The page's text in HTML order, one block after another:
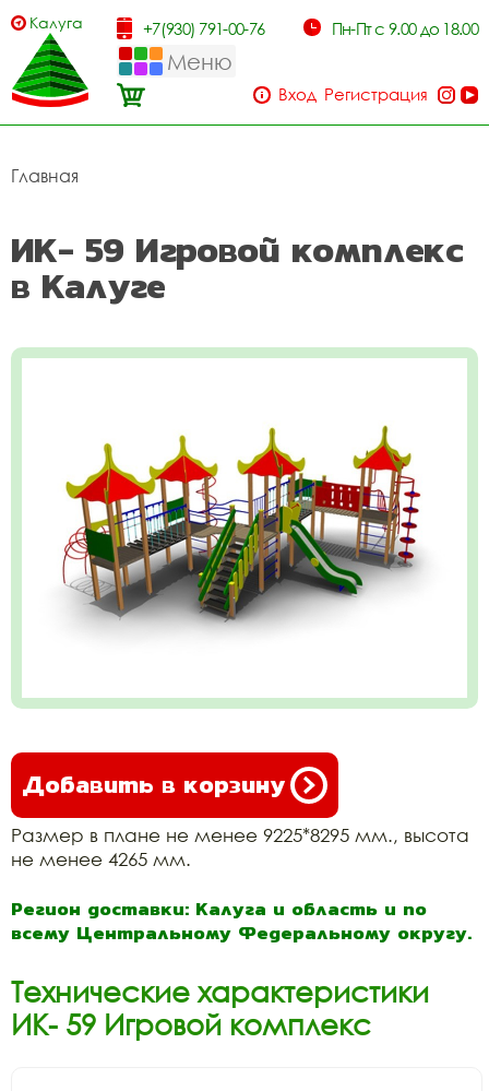
Калуга +7(930) 791-00-76 Пн-Пт с 9.00 до 18.00
Меню
Вход Регистрация
Главная
ИК- 59 Игровой комплекс
в Калуге
Добавить в корзину
Размер в плане не менее 9225*8295 мм., высота
не менее 4265 мм.
Регион доставки: Калуга и область и по
всему Центральному Федеральному округу.
Технические характеристики
ИК- 59 Игровой комплекс